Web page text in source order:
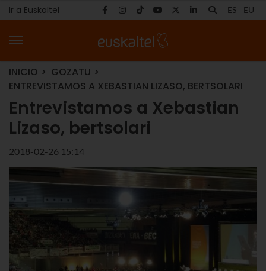
Ir a Euskaltel ES EU
INICIO
GOZATU
ENTREVISTAMOS A XEBASTIAN LIZASO, BERTSOLARI
Entrevistamos a Xebastian
Lizaso, bertsolari
2018-02-26 15:14